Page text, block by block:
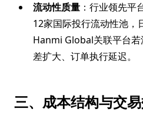
流动性质量 ：行业领先
12家国际投行流动性池，
Hanmi Global关联平台
差扩大、订单执行延迟。
三、成本结构与交